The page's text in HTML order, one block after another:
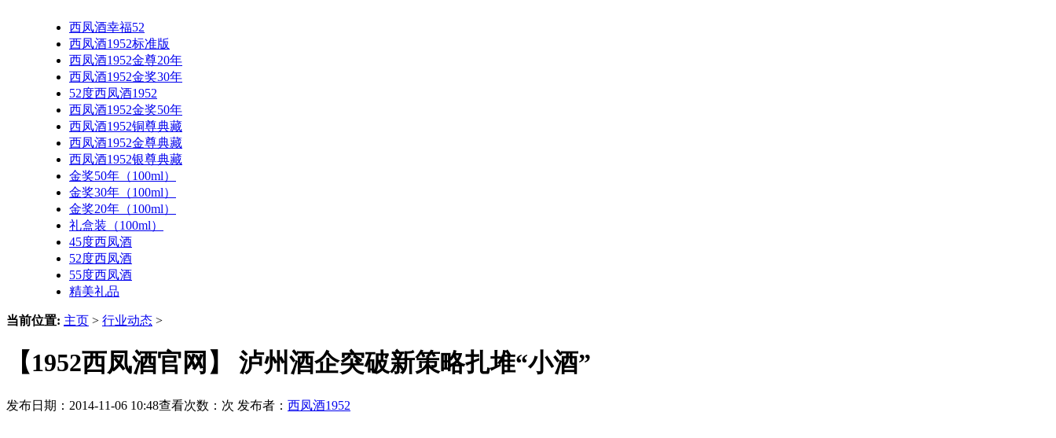
西凤酒幸福52
西凤酒1952标准版
西凤酒1952金尊20年
西凤酒1952金奖30年
52度西凤酒1952
西凤酒1952金奖50年
西凤酒1952铜尊典藏
西凤酒1952金尊典藏
西凤酒1952银尊典藏
金奖50年（100ml）
金奖30年（100ml）
金奖20年（100ml）
礼盒装（100ml）
45度西凤酒
52度西凤酒
55度西凤酒
精美礼品
当前位置: 主页 > 行业动态 >
【1952西凤酒官网】 泸州酒企突破新策略扎堆“小酒”
发布日期：2014-11-06 10:48查看次数： 次 发布者： 西凤酒1952